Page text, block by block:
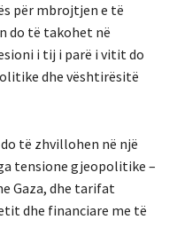
për mbrojtjen e të
do të takohet në
i tij i parë i vitit do
dhe vështirësitë
të zhvillohen në një
tensione gjeopolitike –
Gaza, dhe tarifat
dhe financiare me të